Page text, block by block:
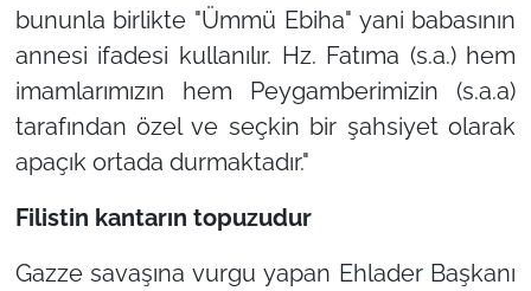
bununla birlikte "Ümmü Ebiha" yani babasının
annesi ifadesi kullanılır. Hz. Fatıma (s.a.) hem
imamlarımızın hem Peygamberimizin (s.a.a)
tarafından özel ve seçkin bir şahsiyet olarak
apaçık ortada durmaktadır."
Filistin kantarın topuzudur
Gazze savaşına vurgu yapan Ehlader Başkanı